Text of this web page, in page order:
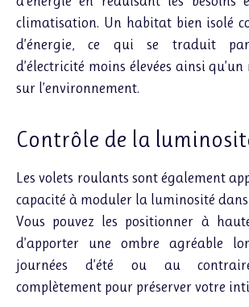
climatisation. Un habitat bien isolé
d’énergie, ce qui se traduit
d’électricité moins élevées ainsi
sur l’environnement.
Contrôle de la
Les volets roulants sont également
capacité à moduler la luminosité
Vous pouvez les positionner à
d’apporter une ombre agréable
journées d’été ou au
complètement pour préserver votre